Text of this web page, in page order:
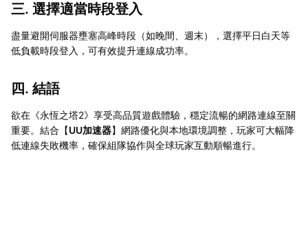
三. 選擇適當時段登入
盡量避開伺服器壅塞高峰時段（如晚間、週末），選擇平日白天等
低負載時段登入，可有效提升連線成功率。
四. 結語
欲在《永恆之塔2》享受高品質遊戲體驗，穩定流暢的網路連線至關
重要。結合【UU加速器】網路優化與本地環境調整，玩家可大幅降
低連線失敗機率，確保組隊協作與全球玩家互動順暢進行。